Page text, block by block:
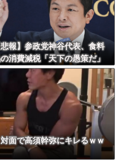
報】参政党神谷代表、食料
消費減税「天下の愚策だ」
判ｗｗｗｗｗｗｗｗｗｗｗ
面で高須幹弥にキレるｗｗ